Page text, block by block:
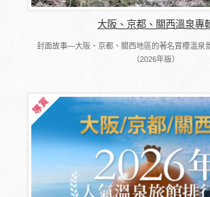
大阪、京都、關西溫泉專
封面故事―大阪、京都、關西地區的著名賞櫻溫泉
（2026年版）